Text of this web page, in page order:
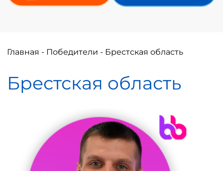
Главная - Победители - Брестская область
Брестская область